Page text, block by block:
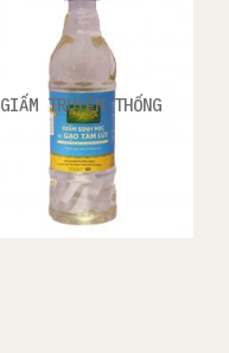
GIẤM TRUYỀN THỐNG